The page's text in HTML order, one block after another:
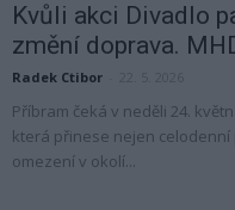
Kvůli akci Divadlo
změní doprava.
Radek Ctibor
Příbram čeká v neděli 24.
která přinese nejen
omezení v okolí...